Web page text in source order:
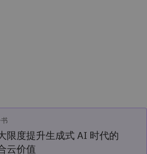
限度提升生成式 AI 时代的
云价值